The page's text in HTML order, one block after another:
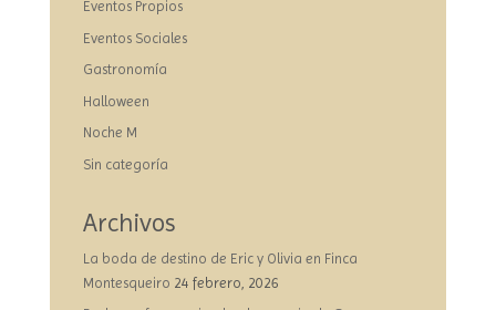
Eventos Propios
Eventos Sociales
Gastronomía
Halloween
Noche M
Sin categoría
Archivos
La boda de destino de Eric y Olivia en Finca
Montesqueiro 24 febrero, 2026